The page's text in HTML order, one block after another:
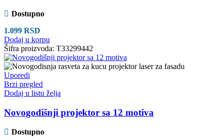
Dostupno
1.099 RSD
Dodaj u korpu
Šifra proizvoda: T33299442
Uporedi
Brzi pregled
Dodaj u listu želja
Novogodišnji projektor sa 12 motiva
Dostupno